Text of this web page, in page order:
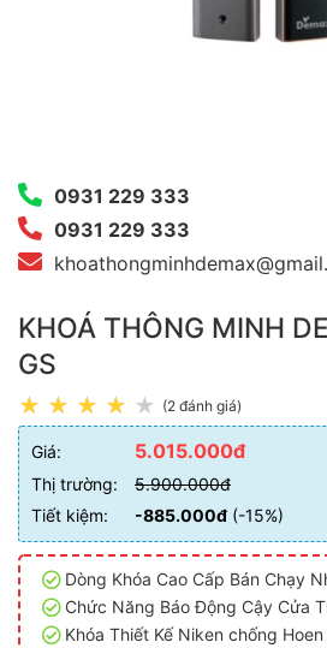
0931 229 333
0931 229 333
KHOÁ THÔNG MINH
GS
(2 đánh giá)
Giá: 5.015.000đ
Thị trường:
5.900.000đ
Tiết kiệm:
-885.000đ (-15%)
Dòng Khóa Cao Cấp Bán Chạy
Chức Năng Báo Động Cậy Cửa
Khóa Thiết Kế Niken chống Hoen